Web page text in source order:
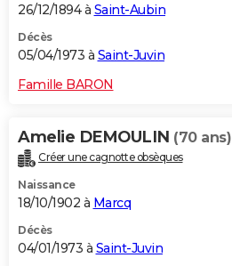
26/12/1894 à Saint-Aubin
Décès
05/04/1973 à Saint-Juvin
Famille BARON
Amelie DEMOULIN (70 ans)
Créer une cagnotte obsèques
Naissance
18/10/1902 à Marcq
Décès
04/01/1973 à Saint-Juvin